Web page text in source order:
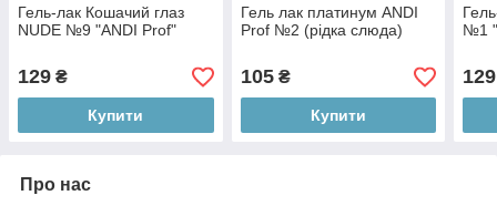
Гель-лак Кошачий глаз
NUDE №9 "ANDI Prof"
129 ₴
Купити
Гель лак платинум ANDI
Prof №2 (рідка слюда)
105₴
Купити
№1
129
Про нас